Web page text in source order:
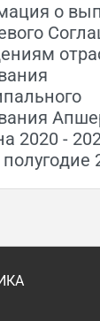
о
2020 -